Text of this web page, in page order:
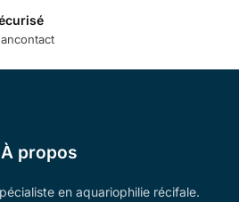
À propos
en aquariophilie récifale.